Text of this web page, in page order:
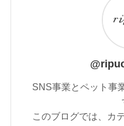
SNS事業とペット事
このブログでは、カ